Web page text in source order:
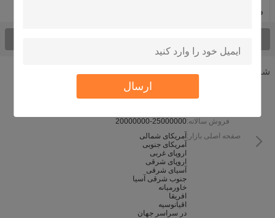
ارسال
واحد بازیابی حرارت بازیافت
شرکت اطلاعات
فروش سالانه:20000000-25000000
صفحه اصلی بازار: آمریکای شمالی
آمریکای جنوبی
اروپای غربی
اروپای شرقی
آسیای شرقی
جنوب شرقی آسیا
خاورمیانه
افریقا
اقیانوسیه
در سراسر جهان